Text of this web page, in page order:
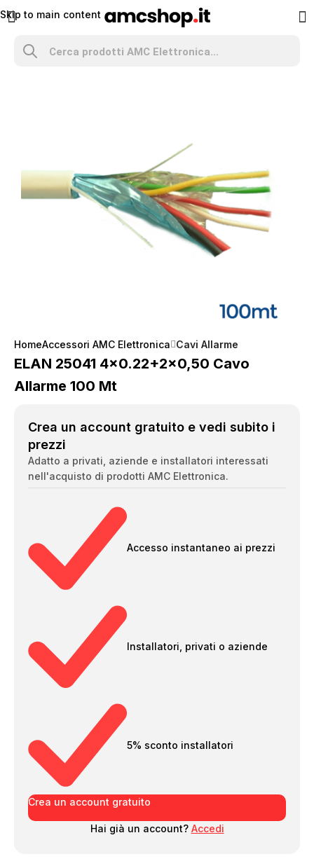
Skip to main content
HomeAccessori AMC Elettronica Cavi Allarme
ELAN 25041 4×0.22+2×0,50 Cavo
Allarme 100 Mt
Crea un account gratuito e vedi subito i
prezzi
Adatto a privati, aziende e installatori interessati
nell'acquisto di prodotti AMC Elettronica.
Accesso instantaneo ai prezzi
Installatori, privati o aziende
5% sconto installatori
Crea un account gratuito
Hai già un account? Accedi